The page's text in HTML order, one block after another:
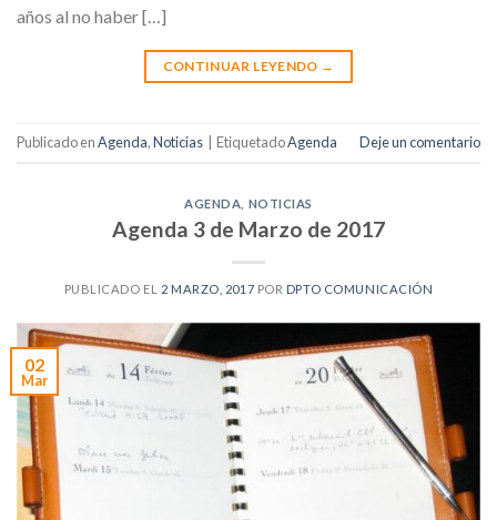
años al no haber […]
CONTINUAR LEYENDO →
Publicado enAgenda,Noticias EtiquetadoAgenda Deje un comentario
AGENDA NOTICIAS
Agenda 3 de Marzo de 2017
PUBLICADO EL 2 MARZO, 2017 POR DPTO COMUNICACIÓN
02
Mar